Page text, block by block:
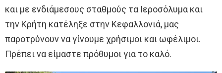
και με ενδιάμεσους σταθμούς τα Ιεροσόλυμα και
την Κρήτη κατέληξε στην Κεφαλλονιά, μας
παροτρύνουν να γίνουμε χρήσιμοι και ωφέλιμοι.
Πρέπει να είμαστε πρόθυμοι για το καλό.